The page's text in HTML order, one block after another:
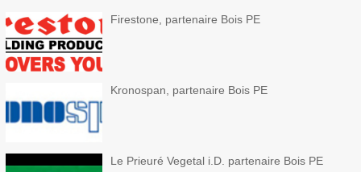
Firestone, partenaire Bois PE
Kronospan, partenaire Bois PE
Le Prieuré Vegetal i.D. partenaire Bois PE